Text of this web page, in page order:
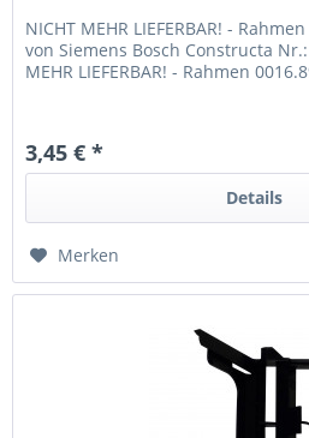
NICHT MEHR LIEFERBAR! -
von Siemens Bosch Constructa
MEHR LIEFERBAR! - Rahmen
3,45 € *
Details
Merken